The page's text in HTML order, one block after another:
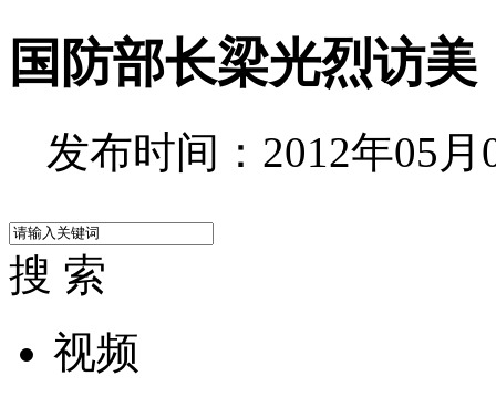
国防部长梁光烈访
发布时间：2012年05月
搜 索
视频